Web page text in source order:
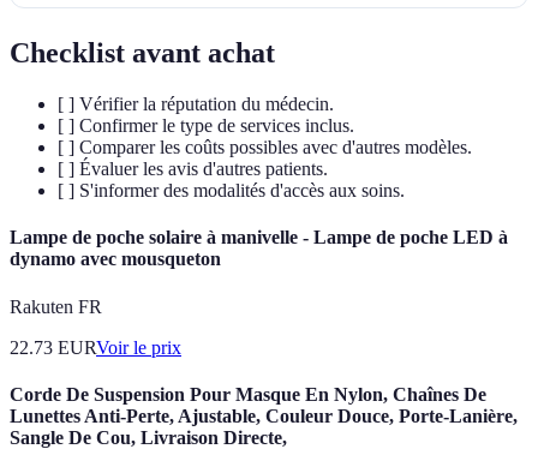
Checklist avant achat
[ ] Vérifier la réputation du médecin.
[ ] Confirmer le type de services inclus.
[ ] Comparer les coûts possibles avec d'autres modèles.
[ ] Évaluer les avis d'autres patients.
[ ] S'informer des modalités d'accès aux soins.
Lampe de poche solaire à manivelle - Lampe de poche LED à
dynamo avec mousqueton
Rakuten FR
22.73 EURVoir le prix
Corde De Suspension Pour Masque En Nylon, Chaînes De
Lunettes Anti-Perte, Ajustable, Couleur Douce, Porte-Lanière,
Sangle De Cou, Livraison Directe,